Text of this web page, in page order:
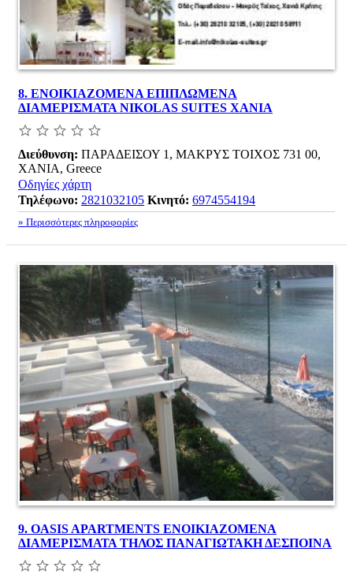
8. ΕΝΟΙΚΙΑΖΟΜΕΝΑ ΕΠΙΠΛΩΜΕΝΑ
ΔΙΑΜΕΡΙΣΜΑΤΑ NIKOLAS SUITES ΧΑΝΙΑ
Διεύθυνση: ΠΑΡΑΔΕΙΣΟΥ 1, ΜΑΚΡΥΣ ΤΟΙΧΟΣ 731 00,
ΧΑΝΙΑ, Greece
Οδηγίες χάρτη
Τηλέφωνο: 2821032105 Κινητό: 6974554194
» Περισσότερες πληροφορίες
9. OASIS APARTMENTS ΕΝΟΙΚΙΑΖΟΜΕΝΑ
ΔΙΑΜΕΡΙΣΜΑΤΑ ΤΗΛΟΣ ΠΑΝΑΓΙΩΤΑΚΗ ΔΕΣΠΟΙΝΑ